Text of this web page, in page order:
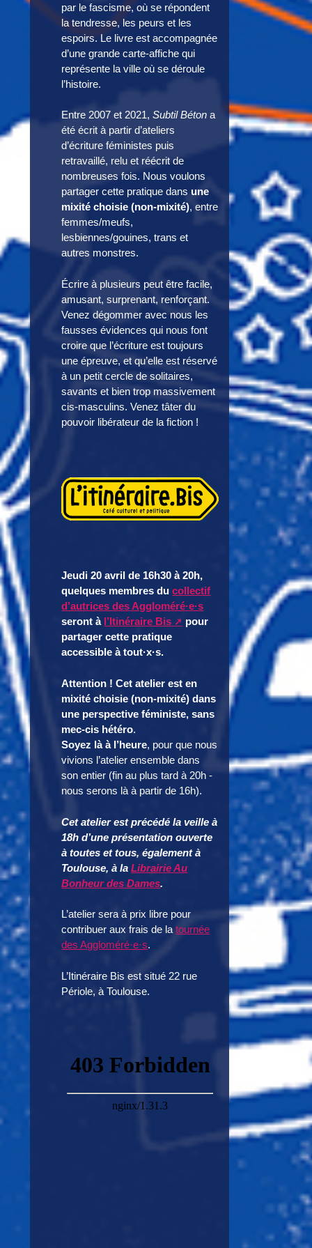
par le fascisme, où se répondent
la tendresse, les peurs et les
espoirs. Le livre est accompagnée
d’une grande carte-affiche qui
représente la ville où se déroule
l’histoire.
Entre 2007 et 2021,Subtil Béton a
été écrit à partir d’ateliers
d’écriture féministes puis
retravaillé, relu et réécrit de
nombreuses fois. Nous voulons
partager cette pratique dansune
mixité choisie (non-mixité), entre
femmes/meufs,
lesbiennes/gouines, trans et
autres monstres.
Écrire à plusieurs peut être facile,
amusant, surprenant, renforçant.
Venez dégommer avec nous les
fausses évidences qui nous font
croire que l’écriture est toujours
une épreuve, et qu’elle est réservé
à un petit cercle de solitaires,
savants et bien trop massivement
cis-masculins. Venez tâter du
pouvoir libérateur de la fiction !
Jeudi 20 avril de 16h30 à 20h,
quelques membres ducollectif
d’autrices des Aggloméré·e·s
seront à l’Itinéraire Bis
pour
partager cette pratique
accessible à tout·x·s.
Attention ! Cet atelier est en
mixité choisie (non-mixité) dans
une perspective féministe, sans
mec-cis hétéro.
Soyez là à l’heure, pour que nous
vivions l’atelier ensemble dans
son entier (fin au plus tard à 20h -
nous serons là à partir de 16h).
Cet atelier est précédé la veille à
18h d’une présentation ouverte
à toutes et tous, également à
Toulouse, à laLibrairie Au
Bonheur des Dames.
L’atelier sera à prix libre pour
contribuer aux frais de latournée
des Aggloméré·e·s.
L’Itinéraire Bis est situé 22 rue
Périole, à Toulouse.